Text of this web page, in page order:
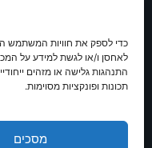
לאחסן ו/או לגשת למידע על
התנהגות גלישה או מזהים
תכונות ופונקציות מסוימות.
מסכים
רח' היין 9